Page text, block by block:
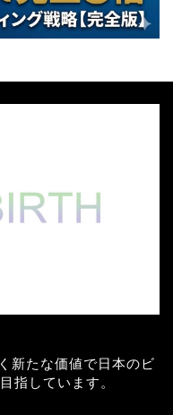
新たな価値で日本のビ
指しています。